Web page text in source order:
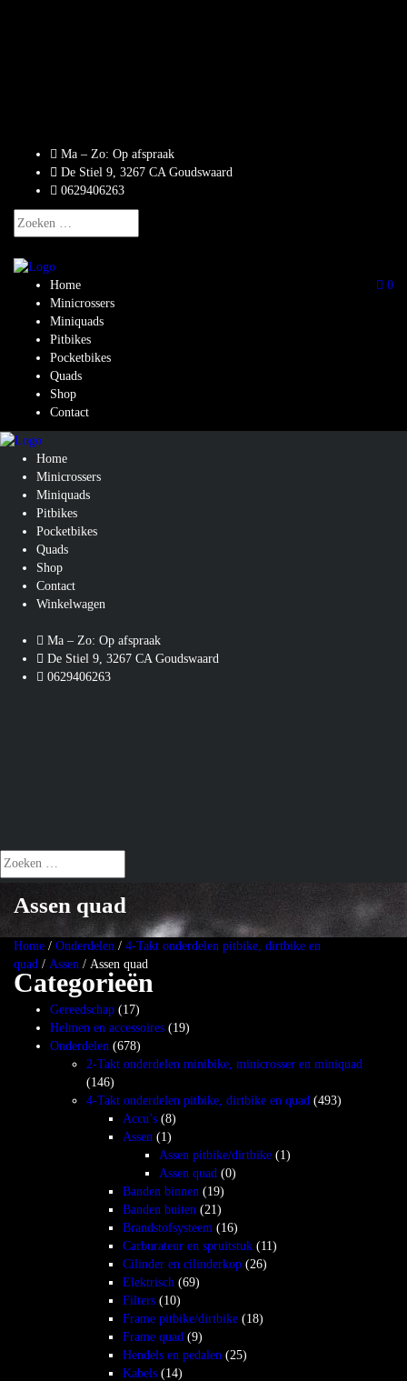
Ma – Zo: Op afspraak
De Stiel 9, 3267 CA Goudswaard
0629406263
Zoeken
naar:
0
Home
Minicrossers
Miniquads
Pitbikes
Pocketbikes
Quads
Shop
Contact
Home
Minicrossers
Miniquads
Pitbikes
Pocketbikes
Quads
Shop
Contact
Winkelwagen
Ma – Zo: Op afspraak
De Stiel 9, 3267 CA Goudswaard
0629406263
Zoeken
naar:
Assen quad
Home / Onderdelen / 4-Takt onderdelen pitbike, dirtbike en
quad / Assen / Assen quad
Categorieën
Gereedschap (17)
Helmen en accessoires (19)
Onderdelen (678)
2-Takt onderdelen minibike, minicrosser en miniquad
(146)
4-Takt onderdelen pitbike, dirtbike en quad (493)
Accu’s (8)
Assen (1)
Assen pitbike/dirtbike (1)
Assen quad (0)
Banden binnen (19)
Banden buiten (21)
Brandstofsysteem (16)
Carburateur en spruitstuk (11)
Cilinder en cilinderkop (26)
Elektrisch (69)
Filters (10)
Frame pitbike/dirtbike (18)
Frame quad (9)
Hendels en pedalen (25)
Kabels (14)